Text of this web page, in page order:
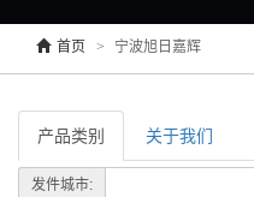
首页 宁波旭日嘉辉
产品类别 关于我们
发件城市: